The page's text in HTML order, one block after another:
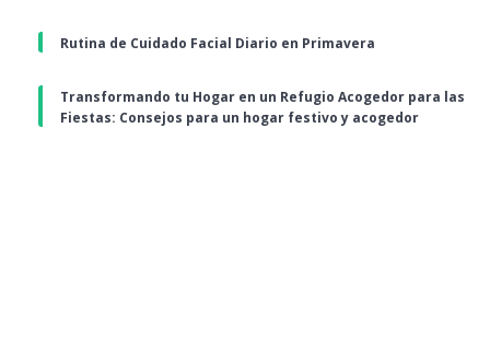
Rutina de Cuidado Facial Diario en Primavera
Transformando tu Hogar en un Refugio Acogedor para las
Fiestas: Consejos para un hogar festivo y acogedor